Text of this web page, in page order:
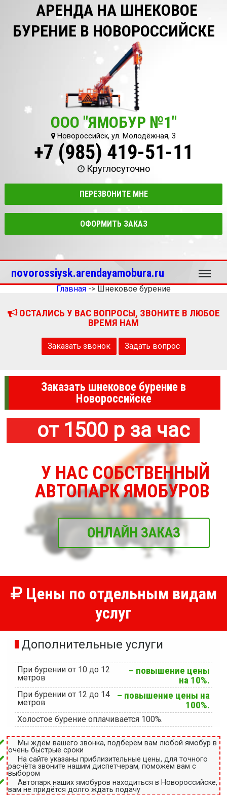
АРЕНДА НА ШНЕКОВОЕ
БУРЕНИЕ В НОВОРОССИЙСКЕ
ООО "ЯМОБУР №1"
Новороссийск, ул. Молодёжная, 3
+7 (985) 419-51-11
Круглосуточно
ПЕРЕЗВОНИТЕ МНЕ
ОФОРМИТЬ ЗАКАЗ
novorossiysk.arendayamobura.ru Меню
Главная -> Шнековое бурение
ОСТАЛИСЬ У ВАС ВОПРОСЫ, ЗВОНИТЕ В ЛЮБОЕ
ВРЕМЯ НАМ
Заказать звонок Задать вопрос
Заказать шнековое бурение в
Новороссийске
от 1500 р за час
У НАС СОБСТВЕННЫЙ
АВТОПАРК ЯМОБУРОВ
ОНЛАЙН ЗАКАЗ
Цены по отдельным видам
услуг
Дополнительные услуги
При бурении от 10 до 12
метров
– повышение цены
на 10%.
При бурении от 12 до 14
метров
– повышение цены на
100%.
Холостое бурение оплачивается 100%.
Мы ждём вашего звонка, подберём вам любой ямобур в
очень быстрые сроки
На сайте указаны приблизительные цены, для точного
расчёта звоните нашим диспетчерам, поможем вам с
выбором
Автопарк наших ямобуров находиться в Новороссийске,
вам не придётся долго ждать подачу